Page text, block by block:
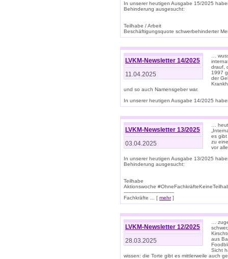
In unserer heutigen Ausgabe 15/2025
Behinderung ausgesucht:
Teilhabe / Arbeit
Beschäftigungsquote schwerbehinderter
LVKM-Newsletter 14/2025
11.04.2025
…
drauf,
1997
der
und so auch Namensgeber war.
In unserer heutigen Ausgabe 14/2025
LVKM-Newsletter 13/2025
03.04.2025
…
es gibt
zu
vor
In unserer heutigen Ausgabe 13/2025
Behinderung ausgesucht:
Teilhabe
Aktionswoche
---------------------------------
Fachkräfte ... [ mehr]
LVKM-Newsletter 12/2025
28.03.2025
…
aus
Sicht
wissen: die Torte gibt es mittlerweile auch